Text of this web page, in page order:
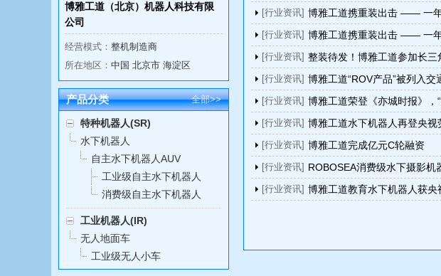
博雅工道（北京）机器人科技有限
公司
经营模式： 整机制造商
所在地区： 中国 北京市 海淀区
产品分类 全部>>
特种机器人(SR)
水下机器人
自主水下机器人AUV
工业级自主水下机器人
消费级自主水下机器人
工业机器人(IR)
无人地面车
工业级无人小车
[行业资讯] 博雅工道携重装出击 —— 一
[行业资讯] 博雅工道携重装出击 —— 一
[行业资讯] 整装待发！博雅工道参加长
[行业资讯] 博雅工道“ROV产品”被列入
[行业资讯] 博雅工道荣登《亦城时报》，
[行业资讯] 博雅工道水下机器人再登央
[行业资讯] 博雅工道完成亿元C轮融资
[行业资讯] ROBOSEA消费级水下摄影
[行业资讯] 博雅工道教育水下机器人获央